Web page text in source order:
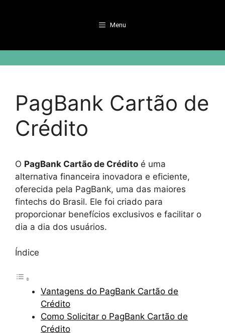
Menu
PagBank Cartão de
Crédito
O PagBank Cartão de Crédito é uma
alternativa financeira inovadora e eficiente,
oferecida pela PagBank, uma das maiores
fintechs do Brasil. Ele foi criado para
proporcionar benefícios exclusivos e facilitar o
dia a dia dos usuários.
Índice
Vantagens do PagBank Cartão de
Crédito
Como Solicitar o PagBank Cartão de
Crédito